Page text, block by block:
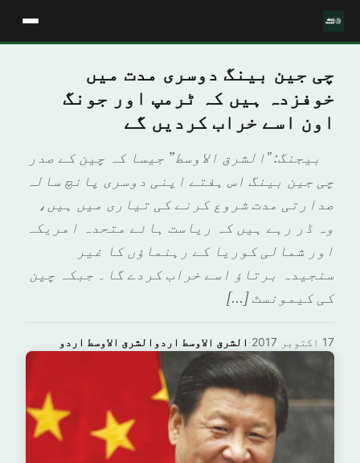
چی جین بینگ دوسری مدت میں
خوفزدہ ہیں کہ ٹرمپ اور جونگ
اون اسے خراب کردیں گے
بیجنگ: "الشرق الاوسط” جیسا کہ چین کے صدر
چی جین بینگ اس ہفتے اپنی دوسری پانچ سالہ
صدارتی مدت شروع کرنے کی تیاری میں ہیں،
وہ ڈر رہے ہیں کہ ریاست ہائے متحدہ امریکہ
اور شمالی کوریا کے رہنماؤں کا غیر
سنجیدہ برتاؤ اسے خراب کردے گا۔ جبکہ چین
کی کیمونسٹ […]
الشرق الاوسط اردوالشرق الاوسط اردو · 17 اکتوبر 2017